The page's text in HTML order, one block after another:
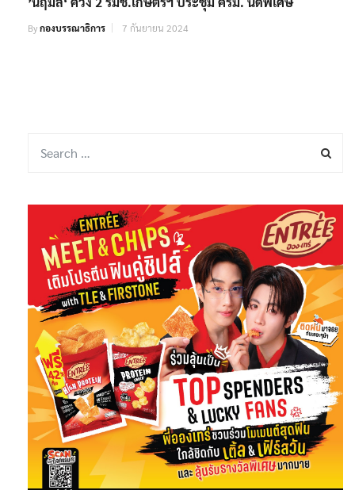
Byกองบรรณาธิการ 7 กันยายน 2024